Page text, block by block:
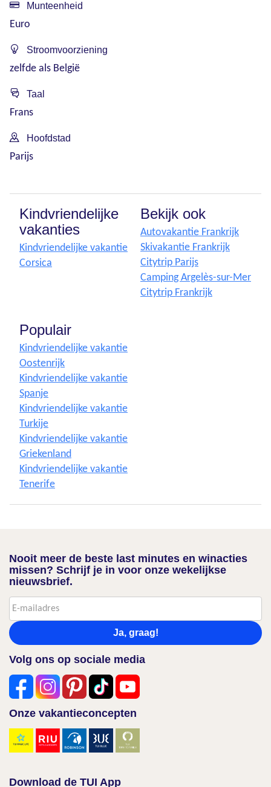
Munteenheid
Euro
Stroomvoorziening
zelfde als België
Taal
Frans
Hoofdstad
Parijs
Kindvriendelijke
vakanties
Kindvriendelijke vakantie
Corsica
Bekijk ook
Autovakantie Frankrijk
Skivakantie Frankrijk
Citytrip Parijs
Camping Argelès-sur-Mer
Citytrip Frankrijk
Populair
Kindvriendelijke vakantie
Oostenrijk
Kindvriendelijke vakantie
Spanje
Kindvriendelijke vakantie
Turkije
Kindvriendelijke vakantie
Griekenland
Kindvriendelijke vakantie
Tenerife
Nooit meer de beste last minutes en winacties
missen? Schrijf je in voor onze wekelijkse
nieuwsbrief.
Ja, graag!
Volg ons op sociale media
Onze vakantieconcepten
Download de TUI App